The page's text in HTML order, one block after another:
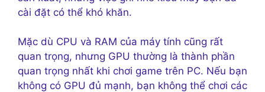
cài đặt có thể khó khăn.
Mặc dù CPU và RAM của máy tính cũng rất
quan trọng, nhưng GPU thường là thành phần
quan trọng nhất khi chơi game trên PC. Nếu bạn
không có GPU đủ mạnh, bạn không thể chơi các